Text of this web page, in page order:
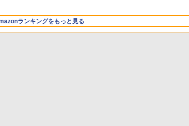
16GBユニファイドメモ
リ、1TB SSDストレー
ジ、12MPセンターフレ
FMVWK3E15W_AZ
版
版にも！ 非エンジニア
のためのAIコーディン
グ入門シリーズ
ランキングをもっと見る